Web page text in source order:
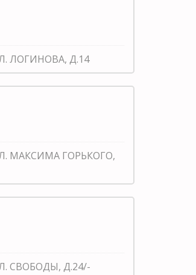
ЛОГИНОВА, Д.14
МАКСИМА ГОРЬКОГО,
СВОБОДЫ, Д.24/-